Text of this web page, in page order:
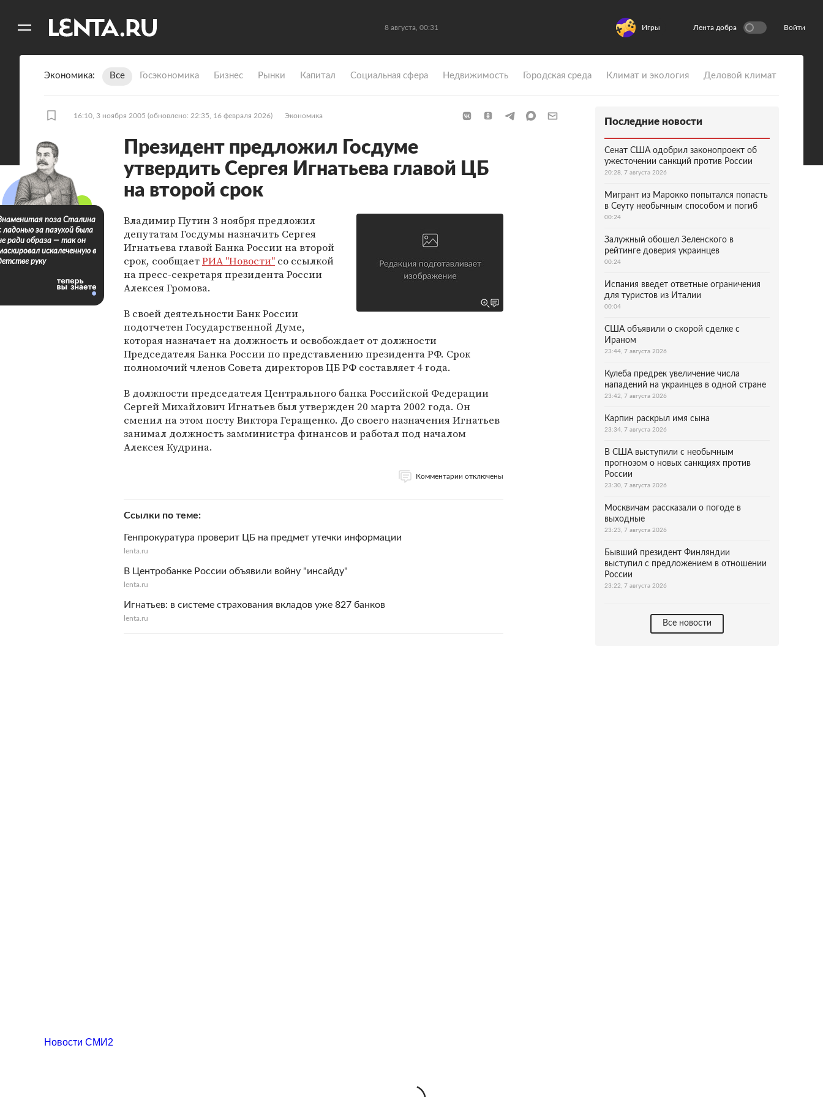
8 августа, 00:31 Игры Лента добра Войти
Экономика Все Госэкономика Бизнес Рынки Капитал Социальная сфера Недвижимость Городская среда Климат и экология Деловой климат
16:10, 3 ноября 2005 (обновлено: 22:35, 16 февраля 2026) Экономика
Президент предложил Госдуме
утвердить Сергея Игнатьева главой ЦБ
на второй срок
Владимир Путин 3 ноября предложил
депутатам Госдумы назначить Сергея
Игнатьева главой Банка России на второй
срок, сообщаетРИА "Новости" со ссылкой
на пресс-секретаря президента России
Алексея Громова.
В своей деятельности Банк России
подотчетен Государственной Думе,
которая назначает на должность и освобождает от должности
Председателя Банка России по представлению президента РФ. Срок
полномочий членов Совета директоров ЦБ РФ составляет 4 года.
В должности председателя Центрального банка Российской Федерации
Сергей Михайлович Игнатьев был утвержден 20 марта 2002 года. Он
сменил на этом посту Виктора Геращенко. До своего назначения Игнатьев
занимал должность замминистра финансов и работал под началом
Алексея Кудрина.
Комментарии отключены
Ссылки по теме
Генпрокуратура проверит ЦБ на предмет утечки информации
lenta.ru
В Центробанке России объявили войну "инсайду"
lenta.ru
Игнатьев: в системе страхования вкладов уже 827 банков
lenta.ru
поза Сталина
ладонью за пазухой была
ради образа — так он
искалеченную в
руку
Последние новости
Сенат США одобрил законопроект об
ужесточении санкций против России
20:28, 7 августа 2026
Мигрант из Марокко попытался попасть
в Сеуту необычным способом и погиб
00:24
Залужный обошел Зеленского в
рейтинге доверия украинцев
00:24
Испания введет ответные ограничения
для туристов из Италии
00:04
США объявили о скорой сделке с
Ираном
23:44, 7 августа 2026
Кулеба предрек увеличение числа
нападений на украинцев в одной стране
23:42, 7 августа 2026
Карпин раскрыл имя сына
23:34, 7 августа 2026
В США выступили с необычным
прогнозом о новых санкциях против
России
23:30, 7 августа 2026
Москвичам рассказали о погоде в
выходные
23:23, 7 августа 2026
Бывший президент Финляндии
выступил с предложением в отношении
России
23:22, 7 августа 2026
Все новости
Новости СМИ2